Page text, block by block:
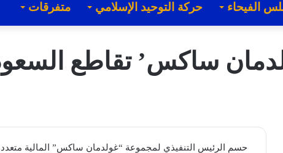
الفيحاء حركة التوحيد الإسلامي متفرقات
ساكس’ تقاطع
حسم الرئيس التنفيذي لمجموعة “غولدمان ساكس” المالية